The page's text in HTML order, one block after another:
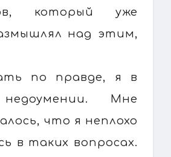
который уже
над этим,
по правде, я в
Мне
что я неплохо
в таких вопросах.